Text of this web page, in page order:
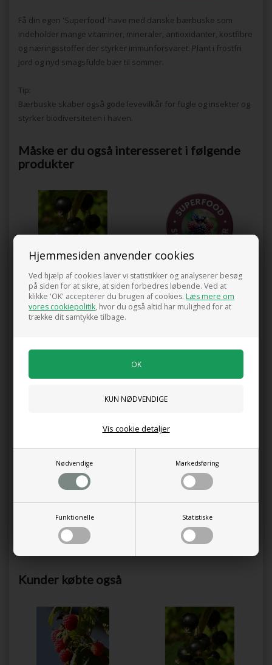
Hjemmesiden anvender cookies
Ved hjælp af cookies laver vi statistikker og analyserer besøg
på siden for at sikre, at siden forbedres løbende. Ved at
klikke 'OK' accepterer du brugen af cookies.Læs mere om
vores cookiepolitik, hvor du også altid har mulighed for at
trække dit samtykke tilbage.
Nødvendige Markedsføring
Funktionelle Statistiske
Vis cookie detaljer
Få din egen 'Superfood' have med danske bærbuske som
indeholder mange vitaminer, mineraler, antioxidanter, kostfibre
og næringsstoffer der styrker immunforsvaret. Plant i frostfri
jord og nyd smagsfulde bær til sommer.
Tip:
Bærbuske skaber også gode levevilkår for fugle og insekter og
styrker biodiversiteten i haven.
Måske er du også interesseret i følgende
produkter
Solbær 'Titania'
175,00 DKK 180,00 DKK
250,00 DKK
Kunder købte også